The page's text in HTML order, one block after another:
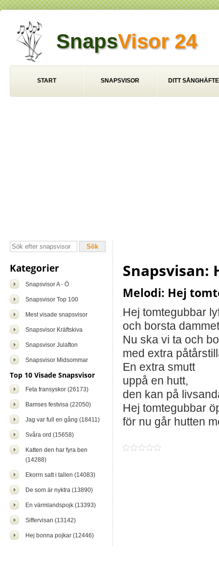
SnapsVisor 24
START SNAPSVISOR DITT SÅNGHÄFTE
Kategorier
Snapsvisor A - Ö
Snapsvisor Top 100
Mest visade snapsvisor
Snapsvisor Kräftskiva
Snapsvisor Julafton
Snapsvisor Midsommar
Top 10 Visade Snapsvisor
Feta fransyskor (26173)
Bamses festvisa (22050)
Jag var full en gång (18411)
Svåra ord (15658)
Katten den har fyra ben
(14288)
Ekorrn satt i tallen (14083)
De som är nyktra (13890)
En värmlandspojk (13393)
Siffervisan (13142)
Hej bonna pojkar (12446)
Snapsvisan:
Melodi: Hej
Hej tomtegubbar
och borsta
Nu ska vi ta och
med extra
En extra smutt
uppå en hutt,
den kan på
Hej tomtegubbar
för nu går hutten